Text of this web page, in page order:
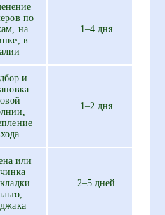
по
на
в
1–4 дня
и
1–2 дня
или
2–5 дней